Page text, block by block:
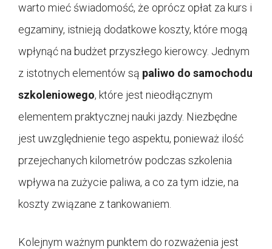
warto mieć świadomość, że oprócz opłat za kurs i
egzaminy, istnieją dodatkowe koszty, które mogą
wpłynąć na budżet przyszłego kierowcy. Jednym
z istotnych elementów są paliwo do samochodu
szkoleniowego, które jest nieodłącznym
elementem praktycznej nauki jazdy. Niezbędne
jest uwzględnienie tego aspektu, ponieważ ilość
przejechanych kilometrów podczas szkolenia
wpływa na zużycie paliwa, a co za tym idzie, na
koszty związane z tankowaniem.
Kolejnym ważnym punktem do rozważenia jest